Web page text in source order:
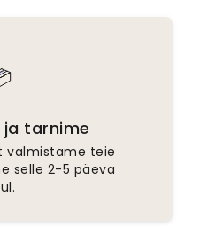
tarnime
valmistame teie
selle 2-5 päeva